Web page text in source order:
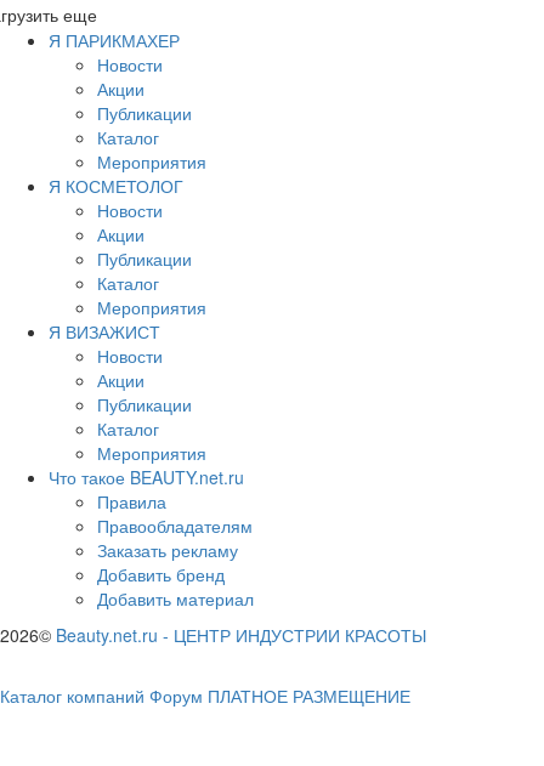
еще
Я ПАРИКМАХЕР
Новости
Акции
Публикации
Каталог
Мероприятия
Я КОСМЕТОЛОГ
Новости
Акции
Публикации
Каталог
Мероприятия
Я ВИЗАЖИСТ
Новости
Акции
Публикации
Каталог
Мероприятия
Что такое BEAUTY.net.ru
Правила
Правообладателям
Заказать рекламу
Добавить бренд
Добавить материал
2026© Beauty.net.ru - ЦЕНТР ИНДУСТРИИ КРАСОТЫ
Каталог компаний Форум ПЛАТНОЕ РАЗМЕЩЕНИЕ